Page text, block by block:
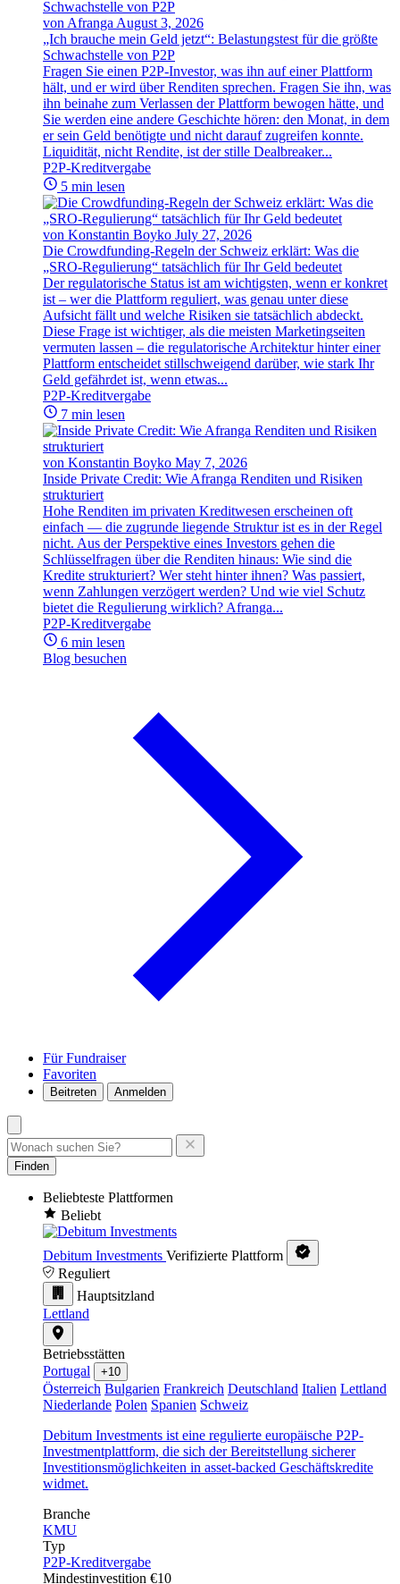
von Afranga August 3, 2026
„Ich brauche mein Geld jetzt“: Belastungstest für die größte
Schwachstelle von P2P
Fragen Sie einen P2P-Investor, was ihn auf einer Plattform
hält, und er wird über Renditen sprechen. Fragen Sie ihn, was
ihn beinahe zum Verlassen der Plattform bewogen hätte, und
Sie werden eine andere Geschichte hören: den Monat, in dem
er sein Geld benötigte und nicht darauf zugreifen konnte.
Liquidität, nicht Rendite, ist der stille Dealbreaker...
P2P-Kreditvergabe
5 min lesen
von Konstantin Boyko July 27, 2026
Die Crowdfunding-Regeln der Schweiz erklärt: Was die
„SRO-Regulierung“ tatsächlich für Ihr Geld bedeutet
Der regulatorische Status ist am wichtigsten, wenn er konkret
ist – wer die Plattform reguliert, was genau unter diese
Aufsicht fällt und welche Risiken sie tatsächlich abdeckt.
Diese Frage ist wichtiger, als die meisten Marketingseiten
vermuten lassen – die regulatorische Architektur hinter einer
Plattform entscheidet stillschweigend darüber, wie stark Ihr
Geld gefährdet ist, wenn etwas...
P2P-Kreditvergabe
7 min lesen
von Konstantin Boyko May 7, 2026
Inside Private Credit: Wie Afranga Renditen und Risiken
strukturiert
Hohe Renditen im privaten Kreditwesen erscheinen oft
einfach — die zugrunde liegende Struktur ist es in der Regel
nicht. Aus der Perspektive eines Investors gehen die
Schlüsselfragen über die Renditen hinaus: Wie sind die
Kredite strukturiert? Wer steht hinter ihnen? Was passiert,
wenn Zahlungen verzögert werden? Und wie viel Schutz
bietet die Regulierung wirklich? Afranga...
P2P-Kreditvergabe
6 min lesen
Blog besuchen
Für Fundraiser
Favoriten
Beitreten Anmelden
Finden
Beliebteste Plattformen
Beliebt
Debitum Investments Verifizierte Plattform
Reguliert
Hauptsitzland
Lettland
Betriebsstätten
Portugal
+10
Österreich Bulgarien Frankreich Deutschland Italien Lettland
Niederlande Polen Spanien Schweiz
Debitum Investments ist eine regulierte europäische P2P-
Investmentplattform, die sich der Bereitstellung sicherer
Investitionsmöglichkeiten in asset-backed Geschäftskredite
widmet.
Branche
KMU
Typ
P2P-Kreditvergabe
Mindestinvestition €10